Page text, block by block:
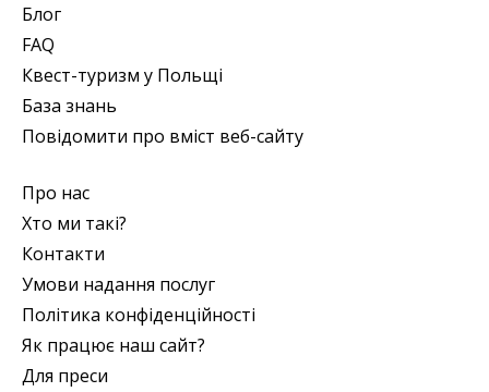
Блог
FAQ
Квест-туризм у Польщі
База знань
Повідомити про вміст веб-сайту
Про нас
Хто ми такі?
Контакти
Умови надання послуг
Політика конфіденційності
Як працює наш сайт?
Для преси